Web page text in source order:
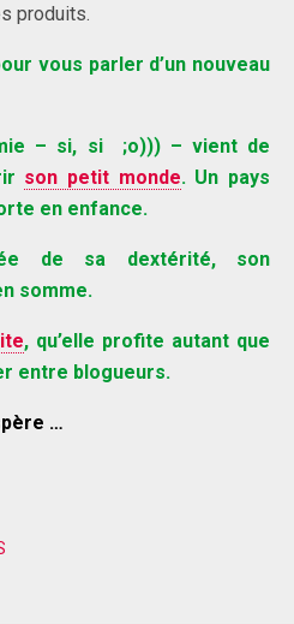
produits.
vous parler d’un nouveau
– si, si ;o))) – vient de
son petit monde. Un pays
en enfance.
de sa dextérité, son
somme.
, qu’elle profite autant que
entre blogueurs.
…